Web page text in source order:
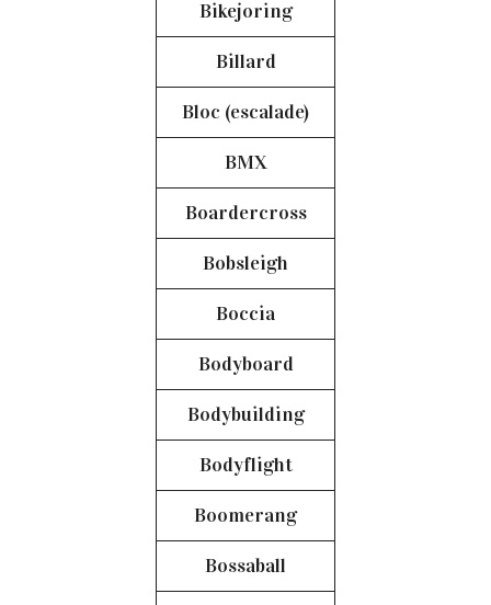
Bikejoring
Billard
Bloc (escalade)
BMX
Boardercross
Bobsleigh
Boccia
Bodyboard
Bodybuilding
Bodyflight
Boomerang
Bossaball